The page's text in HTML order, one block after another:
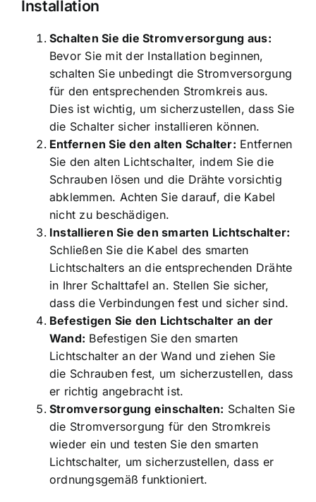
Installation
Schalten Sie die Stromversorgung aus:
Bevor Sie mit der Installation beginnen,
schalten Sie unbedingt die Stromversorgung
für den entsprechenden Stromkreis aus.
Dies ist wichtig, um sicherzustellen, dass Sie
die Schalter sicher installieren können.
Entfernen Sie den alten Schalter: Entfernen
Sie den alten Lichtschalter, indem Sie die
Schrauben lösen und die Drähte vorsichtig
abklemmen. Achten Sie darauf, die Kabel
nicht zu beschädigen.
Installieren Sie den smarten Lichtschalter:
Schließen Sie die Kabel des smarten
Lichtschalters an die entsprechenden Drähte
in Ihrer Schalttafel an. Stellen Sie sicher,
dass die Verbindungen fest und sicher sind.
Befestigen Sie den Lichtschalter an der
Wand: Befestigen Sie den smarten
Lichtschalter an der Wand und ziehen Sie
die Schrauben fest, um sicherzustellen, dass
er richtig angebracht ist.
Stromversorgung einschalten: Schalten Sie
die Stromversorgung für den Stromkreis
wieder ein und testen Sie den smarten
Lichtschalter, um sicherzustellen, dass er
ordnungsgemäß funktioniert.